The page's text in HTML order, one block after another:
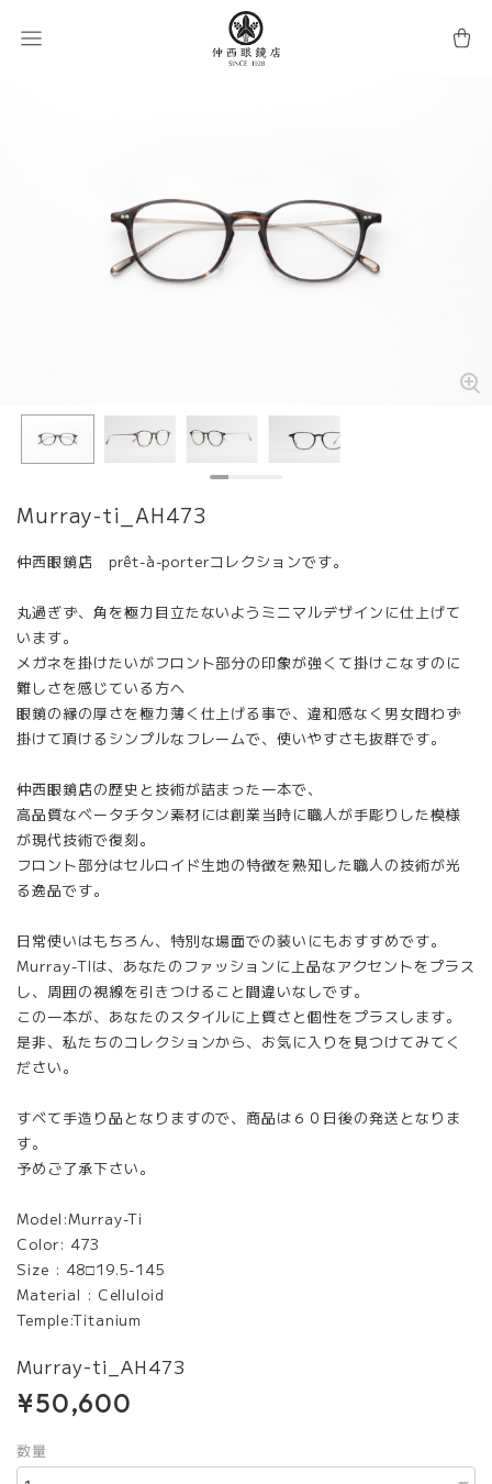
Murray-ti_AH473
仲西眼鏡店 prêt-à-porterコレクションです。
丸過ぎず、角を極力目立たないようミニマルデザインに仕上げて
います。
メガネを掛けたいがフロント部分の印象が強くて掛けこなすのに
難しさを感じている方へ
眼鏡の縁の厚さを極力薄く仕上げる事で、違和感なく男女問わず
掛けて頂けるシンプルなフレームで、使いやすさも抜群です。
仲西眼鏡店の歴史と技術が詰まった一本で、
高品質なベータチタン素材には創業当時に職人が手彫りした模様
が現代技術で復刻。
フロント部分はセルロイド生地の特徴を熟知した職人の技術が光
る逸品です。
日常使いはもちろん、特別な場面での装いにもおすすめです。
Murray-TIは、あなたのファッションに上品なアクセントをプラス
し、周囲の視線を引きつけること間違いなしです。
この一本が、あなたのスタイルに上質さと個性をプラスします。
是非、私たちのコレクションから、お気に入りを見つけてみてく
ださい。
すべて手造り品となりますので、商品は６０日後の発送となりま
す。
予めご了承下さい。
Model:Murray-Ti
Color: 473
Size : 48□19.5-145
Material : Celluloid
Temple:Titanium
Murray-ti_AH473
¥50,600
数量